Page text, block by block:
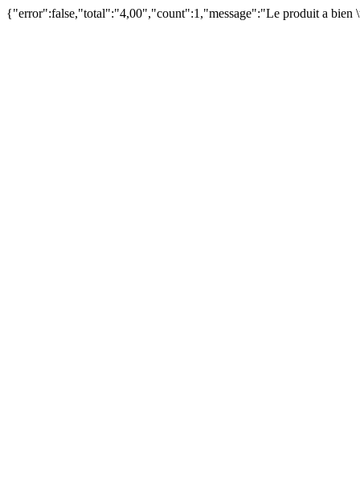
{"error":false,"total":"4,00","count":1,"message":"Le produit a bien